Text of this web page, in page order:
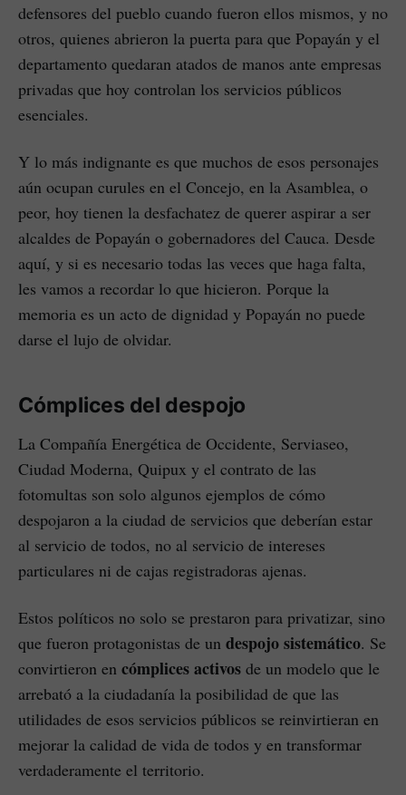
defensores del pueblo cuando fueron ellos mismos, y no
otros, quienes abrieron la puerta para que Popayán y el
departamento quedaran atados de manos ante empresas
privadas que hoy controlan los servicios públicos
esenciales.
Y lo más indignante es que muchos de esos personajes
aún ocupan curules en el Concejo, en la Asamblea, o
peor, hoy tienen la desfachatez de querer aspirar a ser
alcaldes de Popayán o gobernadores del Cauca. Desde
aquí, y si es necesario todas las veces que haga falta,
les vamos a recordar lo que hicieron. Porque la
memoria es un acto de dignidad y Popayán no puede
darse el lujo de olvidar.
Cómplices del despojo
La Compañía Energética de Occidente, Serviaseo,
Ciudad Moderna, Quipux y el contrato de las
fotomultas son solo algunos ejemplos de cómo
despojaron a la ciudad de servicios que deberían estar
al servicio de todos, no al servicio de intereses
particulares ni de cajas registradoras ajenas.
Estos políticos no solo se prestaron para privatizar, sino
que fueron protagonistas de un despojo sistemático. Se
convirtieron en cómplices activos de un modelo que le
arrebató a la ciudadanía la posibilidad de que las
utilidades de esos servicios públicos se reinvirtieran en
mejorar la calidad de vida de todos y en transformar
verdaderamente el territorio.